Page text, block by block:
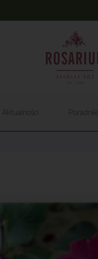
Aktualności Poradniki